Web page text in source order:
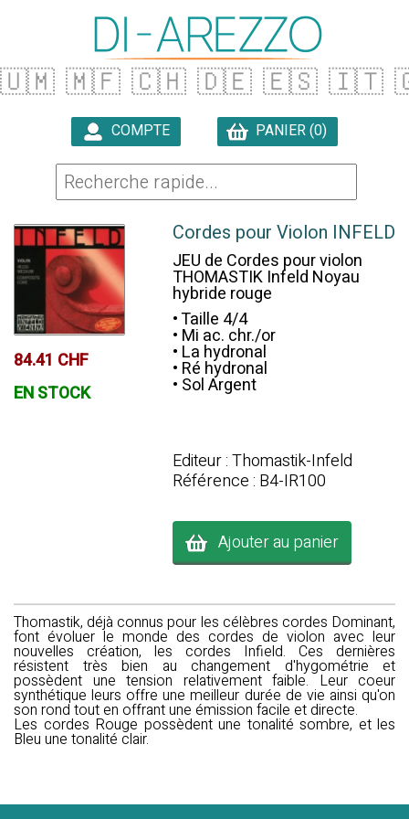
🇺🇲 🇲🇫 🇨🇭 🇩🇪 🇪🇸 🇮🇹
COMPTE PANIER (0)
84.41 CHF
EN STOCK
Cordes pour Violon INFELD
JEU de Cordes pour violon
THOMASTIK Infeld Noyau
hybride rouge
• Taille 4/4
• Mi ac. chr./or
• La hydronal
• Ré hydronal
• Sol Argent
Editeur : Thomastik-Infeld
Référence : B4-IR100
Ajouter au panier
Thomastik, déjà connus pour les célèbres cordes Dominant,
font évoluer le monde des cordes de violon avec leur
nouvelles création, les cordes Infield. Ces dernières
résistent très bien au changement d'hygométrie et
possèdent une tension relativement faible. Leur coeur
synthétique leurs offre une meilleur durée de vie ainsi qu'on
son rond tout en offrant une émission facile et directe.
Les cordes Rouge possèdent une tonalité sombre, et les
Bleu une tonalité clair.